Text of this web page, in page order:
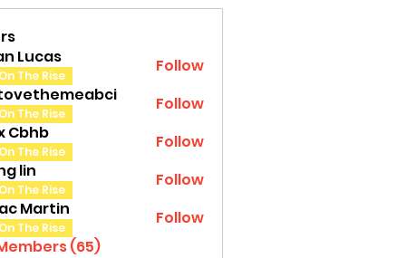
Lucas
The Rise Follow
The Rise
Follow
Cbhb
The Rise
Follow
lin
The Rise
Follow
Martin
The Rise
Follow
(65)